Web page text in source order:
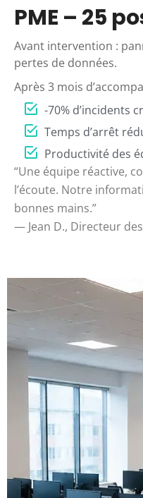
PME – 25
Avant intervention :
pertes de données.
Après 3 mois
-70% d’incidents
Temps d’arrêt
Productivité des
“Une équipe réactive,
l’écoute. Notre
bonnes mains.”
— Jean D., Directeur